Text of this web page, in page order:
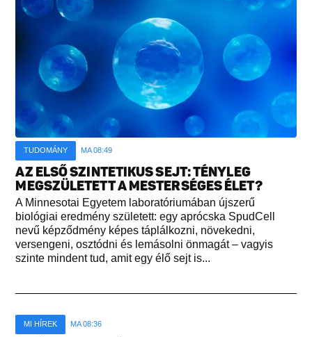
TUDOMÁNY MA 08:49
AZ ELSŐ SZINTETIKUS SEJT: TÉNYLEG
MEGSZÜLETETT A MESTERSÉGES ÉLET?
A Minnesotai Egyetem laboratóriumában újszerű
biológiai eredmény született: egy aprócska SpudCell
nevű képződmény képes táplálkozni, növekedni,
versengeni, osztódni és lemásolni önmagát – vagyis
szinte mindent tud, amit egy élő sejt is...
MI HÍREK MA 08:36